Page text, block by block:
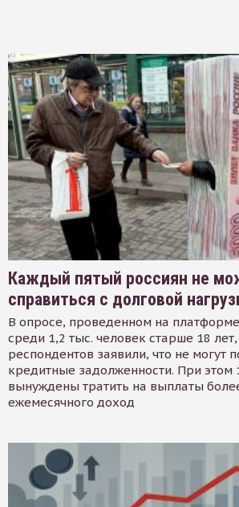
Каждый пятый россиян не
справиться с долговой
В опросе, проведенном на
среди 1,2 тыс. человек старше 18 лет,
респондентов заявили, что не могут
кредитные задолженности. При этом
вынуждены тратить на выплаты
ежемесячного доход